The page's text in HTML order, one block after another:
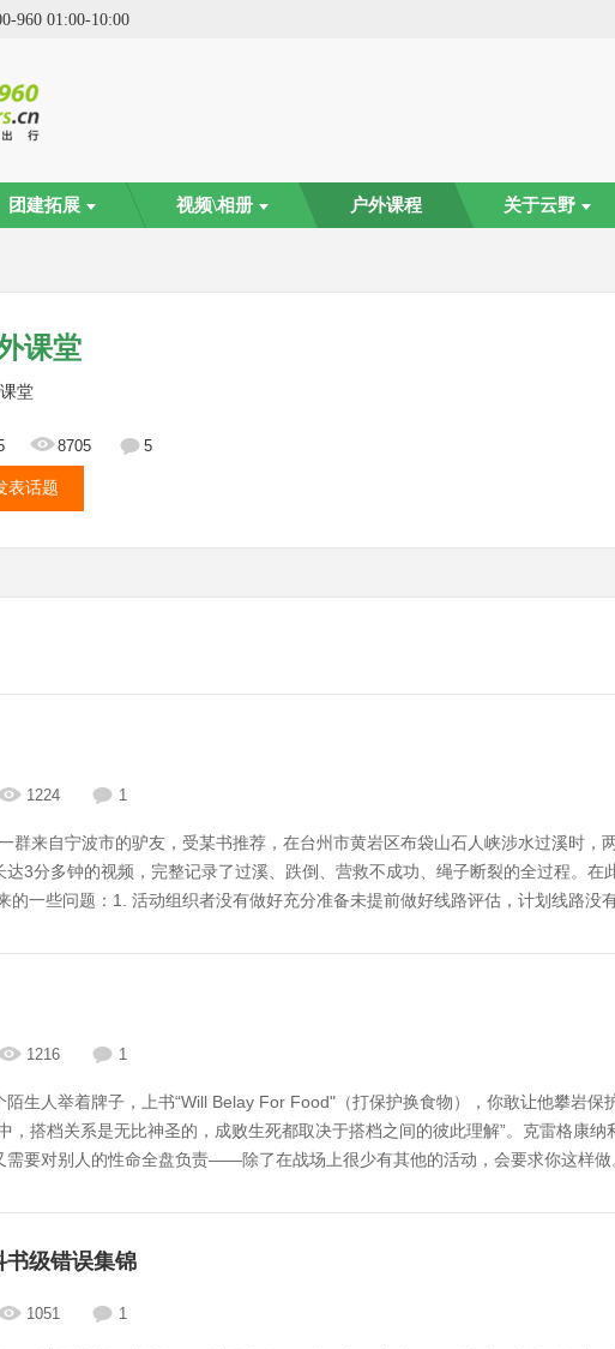
960 01:00-10:00
团建拓展 视频\相册 户外课程 关于云野
课堂
堂
8705 5
表话题
1224 1
群来自宁波市的驴友，受某书推荐，在台州市黄岩区布袋山石人峡涉水过溪时，
3分多钟的视频，完整记录了过溪、跌倒、营救不成功、绳子断裂的全过程。在
的一些问题：1. 活动组织者没有做好充分准备未提前做好线路评估，计划线路没
），涉水人员在通过时要承受近100公斤力的推力，在身体完全落水后更是要承
，没有设置牵引绳拦截绳两端与水流
1216 1
生人举着牌子，上书“Will Belay For Food"（打保护换食物），你敢让他攀岩
，搭档关系是无比神圣的，成败生死都取决于搭档之间的彼此理解”。克雷格康
需要对别人的性命全盘负责——除了在战场上很少有其他的活动，会要求你这样做
ATC是不是装在装备环、攀登环、腿环上，但就是没装在保护环上？给绳子松
一旦攀登者脱
书级错误集锦
1051 1